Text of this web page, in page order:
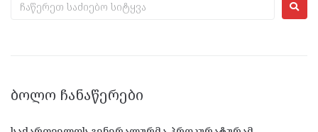
ᲑᲝᲚᲝ ᲩᲐᲜᲐᲬᲔᲠᲔᲑᲘ